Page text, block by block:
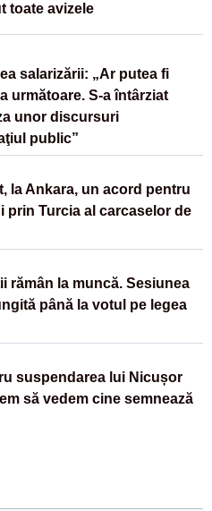
toate avizele
salarizării: „Ar putea fi
următoare. S-a întârziat
unor discursuri
public”
la Ankara, un acord pentru
prin Turcia al carcaselor de
rămân la muncă. Sesiunea
până la votul pe legea
suspendarea lui Nicușor
să vedem cine semnează